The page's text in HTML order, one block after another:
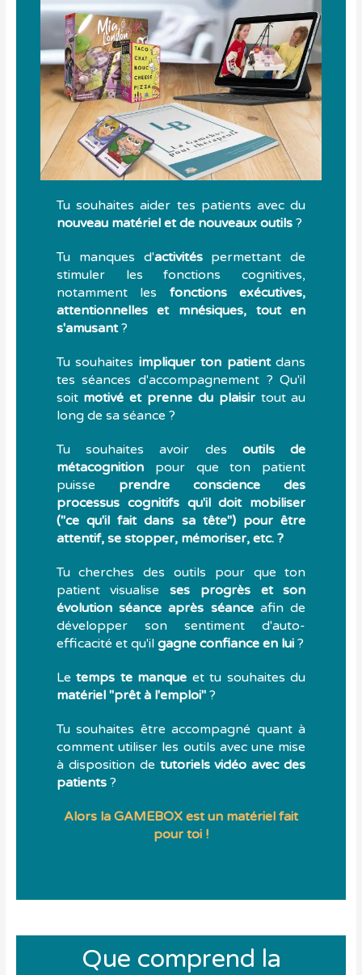
Tu souhaites aider tes patients avec du
nouveau matériel et de nouveaux outils?
Tu manques d'activitéspermettant de
stimuler les fonctions cognitives,
notamment les fonctions exécutives,
attentionnelles et mnésiques, tout en
s'amusant?
Tu souhaites impliquer ton patientdans
tes séances d'accompagnement ? Qu'il
soit motivé et prenne du plaisirtout au
long de sa séance ?
Tu souhaites avoir desoutils de
métacognitionpour que ton patient
puisse prendre conscience des
processus cognitifs qu'il doit mobiliser
("ce qu'il fait dans sa tête") pour être
attentif, se stopper, mémoriser, etc. ?
Tu cherches des outils pour que ton
patient visualiseses progrès et son
évolution séance après séanceafin de
développer son sentiment d'auto-
efficacité et qu'il gagne confiance en lui?
Letemps te manque et tu souhaites du
matériel "prêt à l'emploi" ?
Tu souhaites être accompagné quant à
comment utiliser les outils avec une mise
à disposition de tutoriels vidéo avec des
patients ?
Alors la GAMEBOX est un matériel fait
pour toi !
Que comprend la